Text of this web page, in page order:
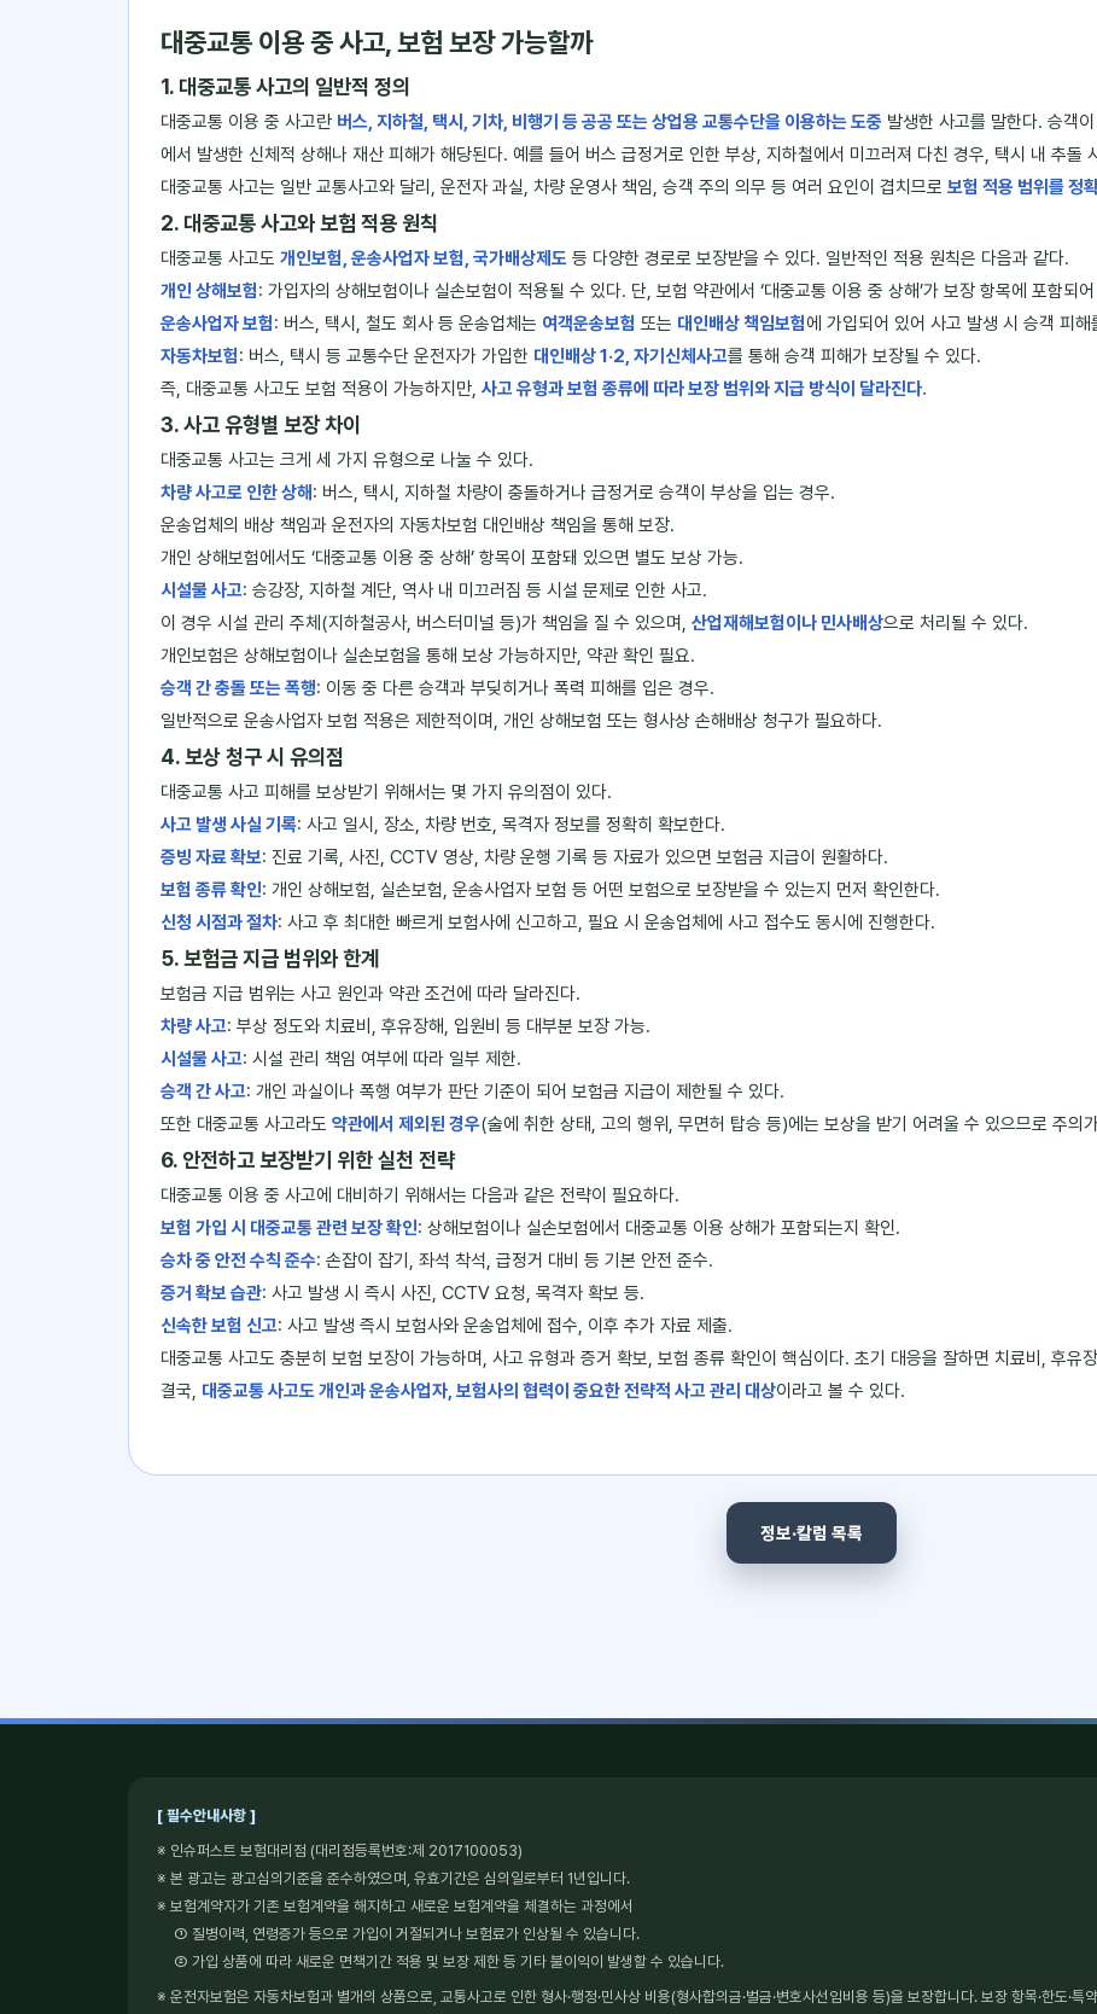
대중교통 이용 중 사고, 보험 보장 가능할까
1. 대중교통 사고의 일반적 정의
대중교통 이용 중 사고란 버스, 지하철, 택시, 기차, 비행기 등 공공 또는 상업용 교통수단을 이용하는 도중 발생한 사고를 말한다. 승객
에서 발생한 신체적 상해나 재산 피해가 해당된다. 예를 들어 버스 급정거로 인한 부상, 지하철에서 미끄러져 다친 경우, 택시 내 추돌
대중교통 사고는 일반 교통사고와 달리, 운전자 과실, 차량 운영사 책임, 승객 주의 의무 등 여러 요인이 겹치므로 보험 적용 범위를 정
2. 대중교통 사고와 보험 적용 원칙
대중교통 사고도 개인보험, 운송사업자 보험, 국가배상제도 등 다양한 경로로 보장받을 수 있다. 일반적인 적용 원칙은 다음과 같다.
개인 상해보험: 가입자의 상해보험이나 실손보험이 적용될 수 있다. 단, 보험 약관에서 ‘대중교통 이용 중 상해’가 보장 항목에 포함되
운송사업자 보험: 버스, 택시, 철도 회사 등 운송업체는 여객운송보험 또는 대인배상 책임보험에 가입되어 있어 사고 발생 시 승객 피해
자동차보험: 버스, 택시 등 교통수단 운전자가 가입한 대인배상 1·2, 자기신체사고를 통해 승객 피해가 보장될 수 있다.
즉, 대중교통 사고도 보험 적용이 가능하지만, 사고 유형과 보험 종류에 따라 보장 범위와 지급 방식이 달라진다.
3. 사고 유형별 보장 차이
대중교통 사고는 크게 세 가지 유형으로 나눌 수 있다.
차량 사고로 인한 상해: 버스, 택시, 지하철 차량이 충돌하거나 급정거로 승객이 부상을 입는 경우.
운송업체의 배상 책임과 운전자의 자동차보험 대인배상 책임을 통해 보장.
개인 상해보험에서도 ‘대중교통 이용 중 상해’ 항목이 포함돼 있으면 별도 보상 가능.
시설물 사고: 승강장, 지하철 계단, 역사 내 미끄러짐 등 시설 문제로 인한 사고.
이 경우 시설 관리 주체(지하철공사, 버스터미널 등)가 책임을 질 수 있으며, 산업재해보험이나 민사배상으로 처리될 수 있다.
개인보험은 상해보험이나 실손보험을 통해 보상 가능하지만, 약관 확인 필요.
승객 간 충돌 또는 폭행: 이동 중 다른 승객과 부딪히거나 폭력 피해를 입은 경우.
일반적으로 운송사업자 보험 적용은 제한적이며, 개인 상해보험 또는 형사상 손해배상 청구가 필요하다.
4. 보상 청구 시 유의점
대중교통 사고 피해를 보상받기 위해서는 몇 가지 유의점이 있다.
사고 발생 사실 기록: 사고 일시, 장소, 차량 번호, 목격자 정보를 정확히 확보한다.
증빙 자료 확보: 진료 기록, 사진, CCTV 영상, 차량 운행 기록 등 자료가 있으면 보험금 지급이 원활하다.
보험 종류 확인: 개인 상해보험, 실손보험, 운송사업자 보험 등 어떤 보험으로 보장받을 수 있는지 먼저 확인한다.
신청 시점과 절차: 사고 후 최대한 빠르게 보험사에 신고하고, 필요 시 운송업체에 사고 접수도 동시에 진행한다.
5. 보험금 지급 범위와 한계
보험금 지급 범위는 사고 원인과 약관 조건에 따라 달라진다.
차량 사고: 부상 정도와 치료비, 후유장해, 입원비 등 대부분 보장 가능.
시설물 사고: 시설 관리 책임 여부에 따라 일부 제한.
승객 간 사고: 개인 과실이나 폭행 여부가 판단 기준이 되어 보험금 지급이 제한될 수 있다.
또한 대중교통 사고라도 약관에서 제외된 경우(술에 취한 상태, 고의 행위, 무면허 탑승 등)에는 보상을 받기 어려울 수 있으므로 주의
6. 안전하고 보장받기 위한 실천 전략
대중교통 이용 중 사고에 대비하기 위해서는 다음과 같은 전략이 필요하다.
보험 가입 시 대중교통 관련 보장 확인: 상해보험이나 실손보험에서 대중교통 이용 상해가 포함되는지 확인.
승차 중 안전 수칙 준수: 손잡이 잡기, 좌석 착석, 급정거 대비 등 기본 안전 준수.
증거 확보 습관: 사고 발생 시 즉시 사진, CCTV 요청, 목격자 확보 등.
신속한 보험 신고: 사고 발생 즉시 보험사와 운송업체에 접수, 이후 추가 자료 제출.
대중교통 사고도 충분히 보험 보장이 가능하며, 사고 유형과 증거 확보, 보험 종류 확인이 핵심이다. 초기 대응을 잘하면 치료비, 후유
결국, 대중교통 사고도 개인과 운송사업자, 보험사의 협력이 중요한 전략적 사고 관리 대상이라고 볼 수 있다.
정보·칼럼 목록
[ 필수안내사항 ]
※ 인슈퍼스트 보험대리점 (대리점등록번호:제 2017100053)
※ 본 광고는 광고심의기준을 준수하였으며, 유효기간은 심의일로부터 1년입니다.
※ 보험계약자가 기존 보험계약을 해지하고 새로운 보험계약을 체결하는 과정에서
① 질병이력, 연령증가 등으로 가입이 거절되거나 보험료가 인상될 수 있습니다.
② 가입 상품에 따라 새로운 면책기간 적용 및 보장 제한 등 기타 불이익이 발생할 수 있습니다.
※ 운전자보험은 자동차보험과 별개의 상품으로, 교통사고로 인한 형사·행정·민사상 비용(형사합의금·벌금·변호사선임비용 등)을 보장합니다. 보장 항목·한도·